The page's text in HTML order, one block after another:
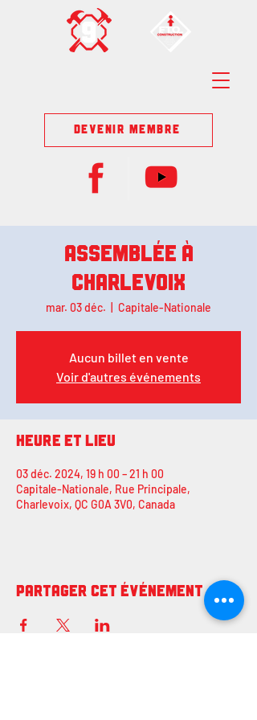
DEVENIR MEMBRE
Assemblée à
Charlevoix
mar. 03 déc. Capitale-Nationale
Aucun billet en vente
Voir d'autres événements
Heure et lieu
03 déc. 2024, 19 h 00 – 21 h 00
Capitale-Nationale, Rue Principale,
Charlevoix, QC G0A 3V0, Canada
Partager cet événement